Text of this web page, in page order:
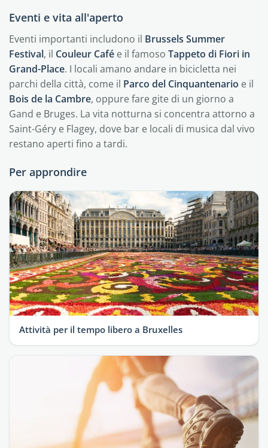
Eventi e vita all'aperto
Eventi importanti includono il Brussels Summer
Festival, il Couleur Café e il famoso Tappeto di Fiori in
Grand-Place. I locali amano andare in bicicletta nei
parchi della città, come il Parco del Cinquantenario e il
Bois de la Cambre, oppure fare gite di un giorno a
Gand e Bruges. La vita notturna si concentra attorno a
Saint-Géry e Flagey, dove bar e locali di musica dal vivo
restano aperti fino a tardi.
Per approndire
Attività per il tempo libero a Bruxelles